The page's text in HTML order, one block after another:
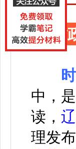
时
中，
读，
理发